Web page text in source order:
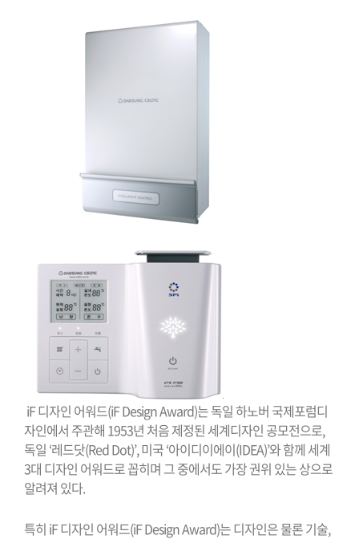
iF디자인 어워드(iF Design Award)는독일하노버 국제포럼디
자인에서 주관해 1953년 처음제정된 세계디자인 공모전으로,
독일 ‘레드닷(Red Dot)’,미국‘아이디이에이(IDEA)’와함께 세계
3대 디자인 어워드로꼽히며 그중에서도가장권위 있는상으로
알려져 있다.
특히 iF디자인 어워드(iF Design Award)는디자인은물론기술,